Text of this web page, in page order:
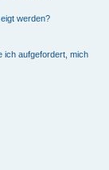
werden?
ich aufgefordert, mich